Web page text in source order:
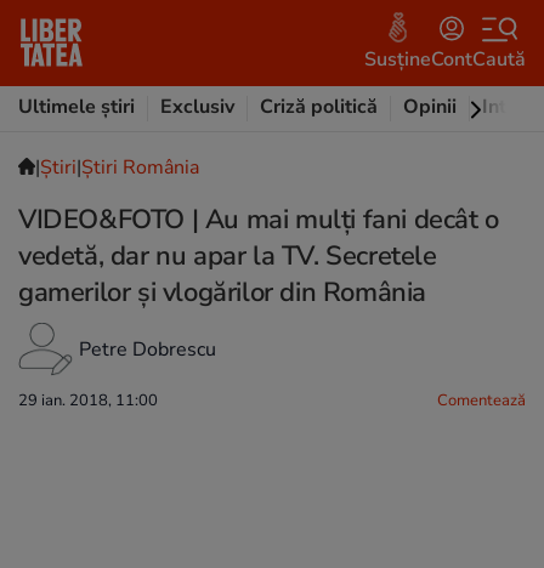
SusțineContCaută
Ultimele știri
Exclusiv Criză politică Opinii
|Ştiri|Știri România
VIDEO&FOTO | Au mai mulți fani decât o
vedetă, dar nu apar la TV. Secretele
gamerilor și vlogărilor din România
Petre Dobrescu
29 ian. 2018, 11:00 Comentează